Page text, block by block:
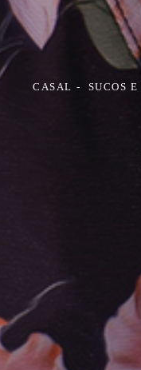
CASAL SUCOS